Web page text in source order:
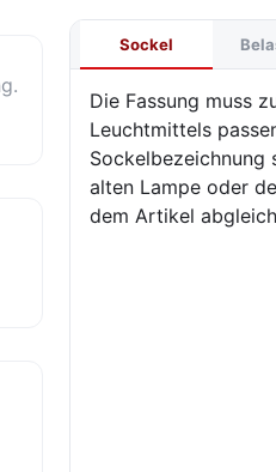
Sockel
Die Fassung muss
Leuchtmittels
alten Lampe oder
dem Artikel